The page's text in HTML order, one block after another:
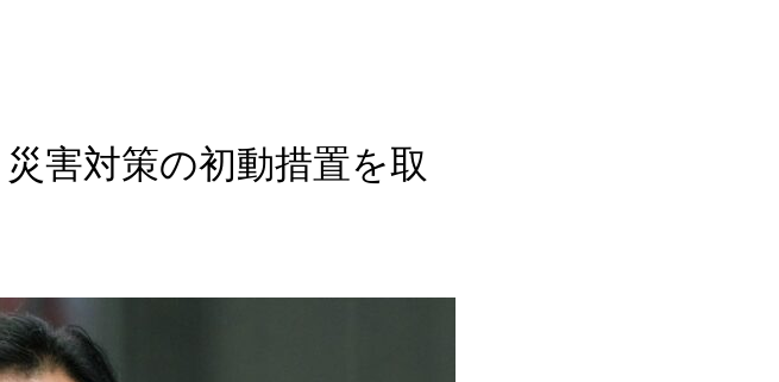
害対策の初動措置を取